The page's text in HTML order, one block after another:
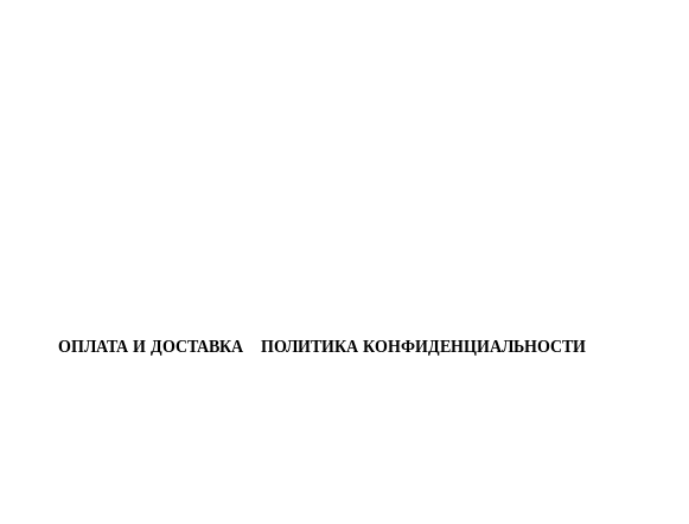
ОПЛАТА И ДОСТАВКА ПОЛИТИКА КОНФИДЕНЦИАЛЬНОСТИ